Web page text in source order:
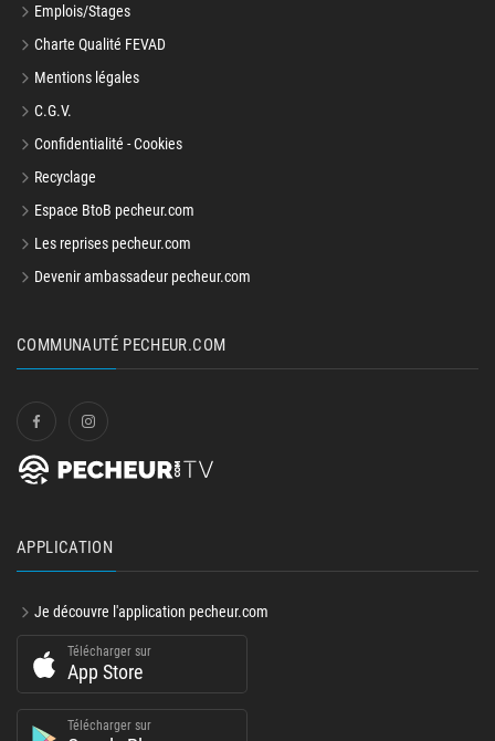
Emplois/Stages
Charte Qualité FEVAD
Mentions légales
C.G.V.
Confidentialité - Cookies
Recyclage
Espace BtoB pecheur.com
Les reprises pecheur.com
Devenir ambassadeur pecheur.com
COMMUNAUTÉ PECHEUR.COM
APPLICATION
Je découvre l'application pecheur.com
Télécharger sur
App Store
Télécharger sur